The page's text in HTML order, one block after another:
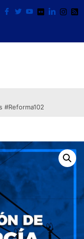
#Reforma102